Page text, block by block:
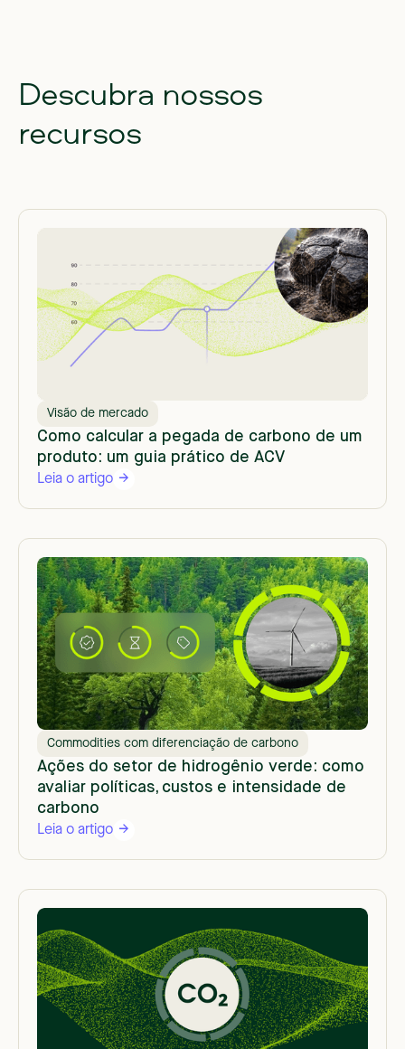
Descubra nossos
recursos
Visão de mercado
Como calcular a pegada de carbono de um
produto: um guia prático de ACV
Leia o artigo
Commodities com diferenciação de carbono
Ações do setor de hidrogênio verde: como
avaliar políticas, custos e intensidade de
carbono
Leia o artigo